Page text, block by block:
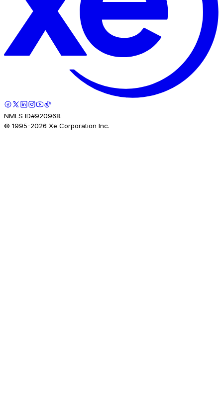
NMLS ID#920968.
© 1995-2026 Xe Corporation Inc.